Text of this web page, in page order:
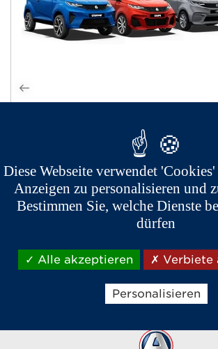
ab 11 990
Premium Modellreihe in 3 Designs
Bis zu 500 km Reichweite
Umfangreiche
Diese Webseite verwendet
Anzeigen zu personalisieren und
Bestimmen Sie, welche Dienste
dürfen
Alle akzeptieren Verbiete
Personalisieren